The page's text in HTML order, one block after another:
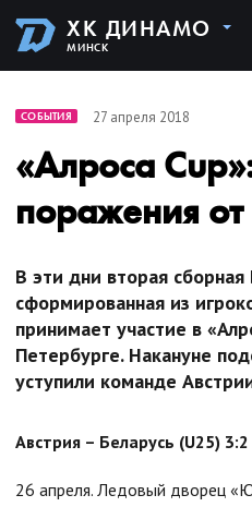
ХК ДИНАМО
МИНСК
СОБЫТИЯ 27 апреля 2018
«Алроса
поражения от
В эти дни вторая сборная
сформированная из
принимает участие в
Петербурге. Накануне
уступили команде
Австрия – Беларусь (U25)
26 апреля. Ледовый дворец